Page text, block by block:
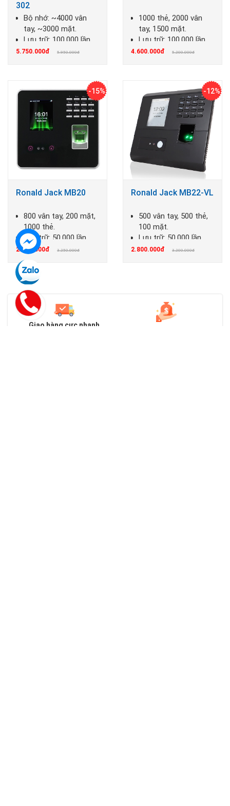
302
Bộ nhớ: ~4000 vân
tay, ~3000 mặt.
Lưu trữ: 100.000 lần
chấm công.
5.750.000đ 5.950.000đ
1000 thẻ, 2000 vân
tay, 1500 mặt.
Lưu trữ: 100.000 lần
chấm công.
4.600.000đ 5.200.000đ
-15%
Ronald Jack MB20
800 vân tay, 200 mặt,
1000 thẻ.
Lưu trữ: 50.000 lần
chấm công.
2.750.000đ 3.250.000đ
-12%
Ronald Jack MB22-VL
500 vân tay, 500 thẻ,
100 mặt.
Lưu trữ: 50.000 lần
chấm công.
2.800.000đ 3.200.000đ
Giao hàng cực nhanh